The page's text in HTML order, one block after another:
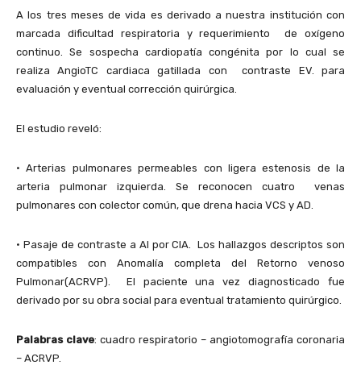
A los tres meses de vida es derivado a nuestra institución con
marcada dificultad respiratoria y requerimiento de oxígeno
continuo. Se sospecha cardiopatía congénita por lo cual se
realiza AngioTC cardiaca gatillada con contraste EV. para
evaluación y eventual corrección quirúrgica.
El estudio reveló:
• Arterias pulmonares permeables con ligera estenosis de la
arteria pulmonar izquierda. Se reconocen cuatro venas
pulmonares con colector común, que drena hacia VCS y AD.
• Pasaje de contraste a AI por CIA. Los hallazgos descriptos son
compatibles con Anomalía completa del Retorno venoso
Pulmonar(ACRVP). El paciente una vez diagnosticado fue
derivado por su obra social para eventual tratamiento quirúrgico.
Palabras clave: cuadro respiratorio – angiotomografía coronaria
– ACRVP.